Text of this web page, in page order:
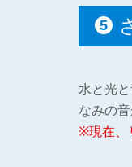
水と光
なみの音
※現在、